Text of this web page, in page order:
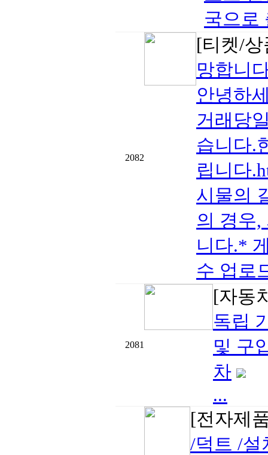
국으로
2082
[티켓/
망합니
안녕하
거래당
습니다.
립니다
시물의
의 경우,
니다.*
수 업로
2081
[자동
독립
및 구
차
...
[전자제
/덕트 /설